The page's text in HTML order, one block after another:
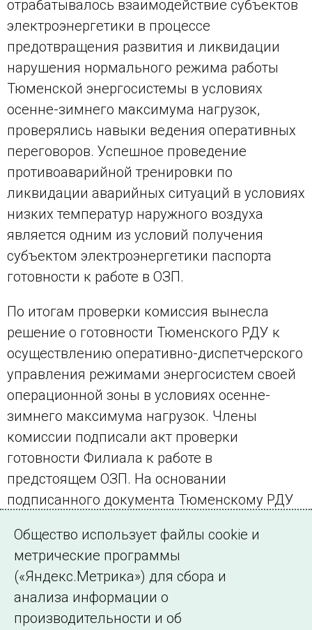
отрабатывалось взаимодействие субъектов
электроэнергетики в процессе
предотвращения развития и ликвидации
нарушения нормального режима работы
Тюменской энергосистемы в условиях
осенне-зимнего максимума нагрузок,
проверялись навыки ведения оперативных
переговоров. Успешное проведение
противоаварийной тренировки по
ликвидации аварийных ситуаций в условиях
низких температур наружного воздуха
является одним из условий получения
субъектом электроэнергетики паспорта
готовности к работе в ОЗП.
По итогам проверки комиссия вынесла
решение о готовности Тюменского РДУ к
осуществлению оперативно-диспетчерского
управления режимами энергосистем своей
операционной зоны в условиях осенне-
зимнего максимума нагрузок. Члены
комиссии подписали акт проверки
готовности Филиала к работе в
предстоящем ОЗП. На основании
подписанного документа Тюменскому РДУ
2011/2012 года.
← Все публикации
Общество использует файлы cookie и
метрические программы
(«Яндекс.Метрика») для сбора и
анализа информации о
производительности и об